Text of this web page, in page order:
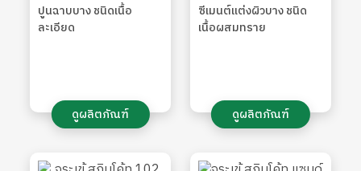
ปูนฉาบบาง ชนิดเนื้อ
ละเอียด
ดูผลิตภัณฑ์
ซีเมนต์แต่งผิวบาง ชนิด
เนื้อผสมทราย
ดูผลิตภัณฑ์